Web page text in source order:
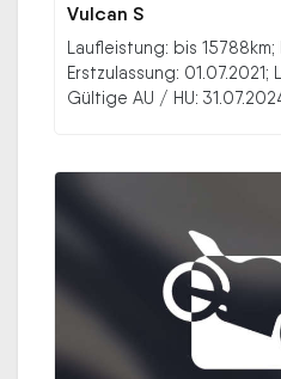
Vulcan S
Laufleistung: bis 15788km;
Erstzulassung:
Gültige AU / HU: